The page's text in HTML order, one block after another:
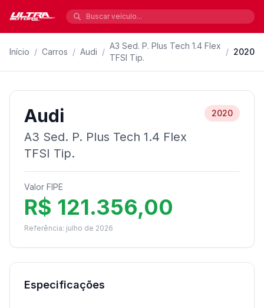
Início / Carros / Audi /
A3 Sed. P. Plus Tech 1.4 Flex
TFSI Tip.
/ 2020
Audi
A3 Sed. P. Plus Tech 1.4 Flex
TFSI Tip.
2020
Valor FIPE
R$ 121.356,00
Referência: julho de 2026
Especificações